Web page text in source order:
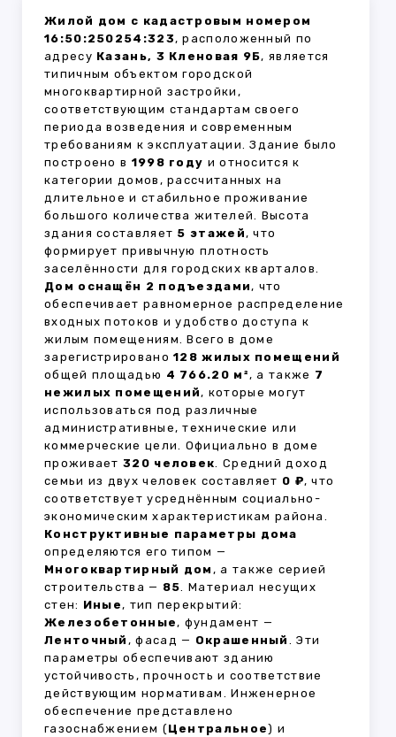
Жилой дом с кадастровым номером
16:50:250254:323, расположенный по
адресу Казань, 3 Кленовая 9Б, является
типичным объектом городской
многоквартирной застройки,
соответствующим стандартам своего
периода возведения и современным
требованиям к эксплуатации. Здание было
построено в 1998 году и относится к
категории домов, рассчитанных на
длительное и стабильное проживание
большого количества жителей. Высота
здания составляет 5 этажей, что
формирует привычную плотность
заселённости для городских кварталов.
Дом оснащён 2 подъездами, что
обеспечивает равномерное распределение
входных потоков и удобство доступа к
жилым помещениям. Всего в доме
зарегистрировано128 жилых помещений
общей площадью 4 766.20 м², а также 7
нежилых помещений, которые могут
использоваться под различные
административные, технические или
коммерческие цели. Официально в доме
проживает 320 человек. Средний доход
семьи из двух человек составляет 0 ₽, что
соответствует усреднённым социально-
экономическим характеристикам района.
Конструктивные параметры дома
определяются его типом —
Многоквартирный дом , а также серией
строительства — 85. Материал несущих
стен: Иные, тип перекрытий:
Железобетонные, фундамент —
Ленточный , фасад — Окрашенный . Эти
параметры обеспечивают зданию
устойчивость, прочность и соответствие
действующим нормативам. Инженерное
обеспечение представлено
газоснабжением (Центральное) и